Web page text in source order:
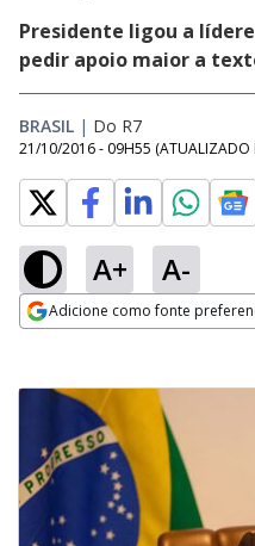
Presidente ligou a
pedir apoio maior a
BRASIL | Do R7
21/10/2016 - 09H55 (ATUALIZADO
A+ A-
Adicione como fonte